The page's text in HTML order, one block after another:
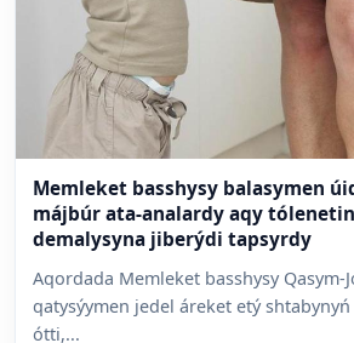
Memleket basshysy balasymen
májbúr ata-analardy aqy
demalysyna jiberýdi tapsyrdy
Aqordada Memleket basshysy Qasym-
qatysýymen jedel áreket etý
ótti,...